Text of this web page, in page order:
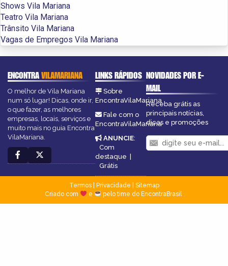
Shows Vila Mariana
Teatro Vila Mariana
Trânsito Vila Mariana
Vagas de Empregos Vila Mariana
ENCONTRAVILAMARIANA
O melhor de Vila Mariana
num só lugar! Dicas, onde ir,
o que fazer, as melhores
empresas, locais, serviços e
muito mais no guia Encontra
VilaMariana.
LINKS RÁPIDOS
Sobre
EncontraVilaMariana
Fale com o
EncontraVilaMariana
ANUNCIE:
Com
destaque |
Grátis
NOVIDADES POR E-
MAIL
Receba grátis as
principais notícias,
dicas e promoções
Termos| Privacidade
Sitemap
Criado com
e pelo time do EncontraBrasil